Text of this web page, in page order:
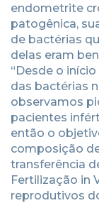
endometrite
patogênica,
de bactérias
delas eram
“Desde o
das bactérias
observamos
pacientes
então o
composição
transferência
Fertilização in
reprodutivos